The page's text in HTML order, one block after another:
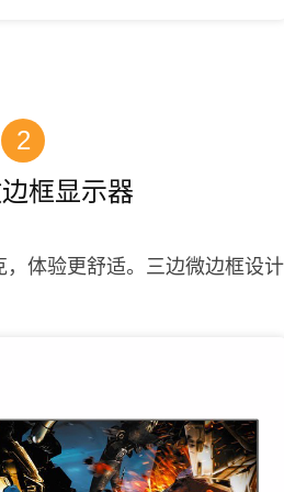
2
框显示器
体验更舒适。三边微边框设